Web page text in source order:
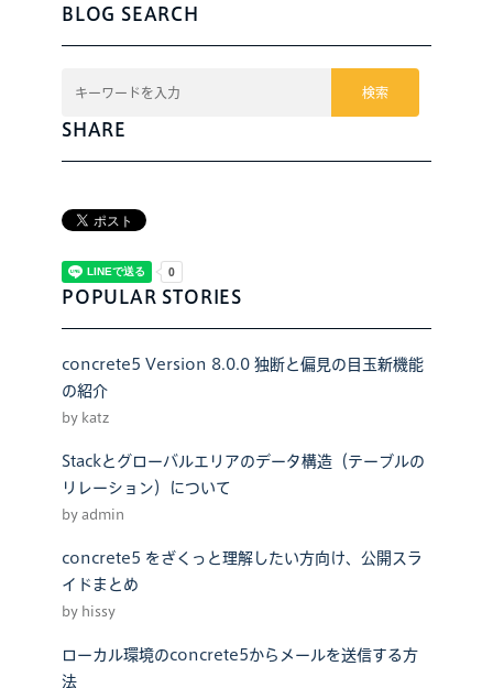
BLOG SEARCH
検索
SHARE
POPULAR STORIES
concrete5 Version 8.0.0 独断と偏見の目玉新機能
の紹介
by katz
Stackとグローバルエリアのデータ構造（テーブルの
リレーション）について
by admin
concrete5 をざくっと理解したい方向け、公開スラ
イドまとめ
by hissy
ローカル環境のconcrete5からメールを送信する方
法